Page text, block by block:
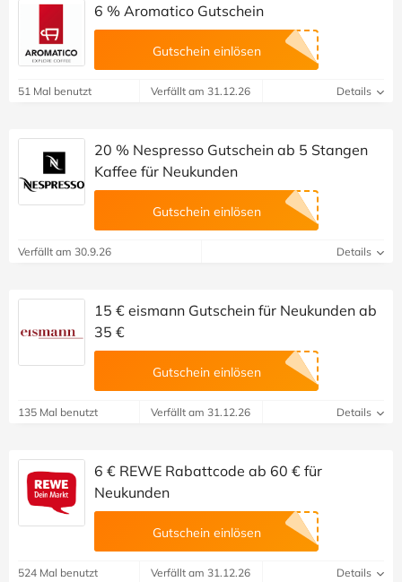
6 % Aromatico Gutschein
Gutschein einlösen
51 Mal benutzt Verfällt am 31.12.26 Details
20 % Nespresso Gutschein ab 5 Stangen
Kaffee für Neukunden
Gutschein einlösen
Verfällt am 30.9.26 Details
15 € eismann Gutschein für Neukunden ab
35 €
Gutschein einlösen
135 Mal benutzt Verfällt am 31.12.26 Details
6 € REWE Rabattcode ab 60 € für
Neukunden
Gutschein einlösen
524 Mal benutzt Verfällt am 31.12.26 Details